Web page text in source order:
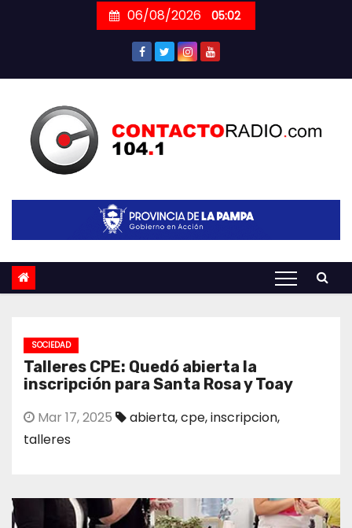
06/08/2026 05:02
SOCIEDAD
Talleres CPE: Quedó abierta la
inscripción para Santa Rosa y Toay
Mar 17, 2025 abierta,cpe,inscripcion,
talleres